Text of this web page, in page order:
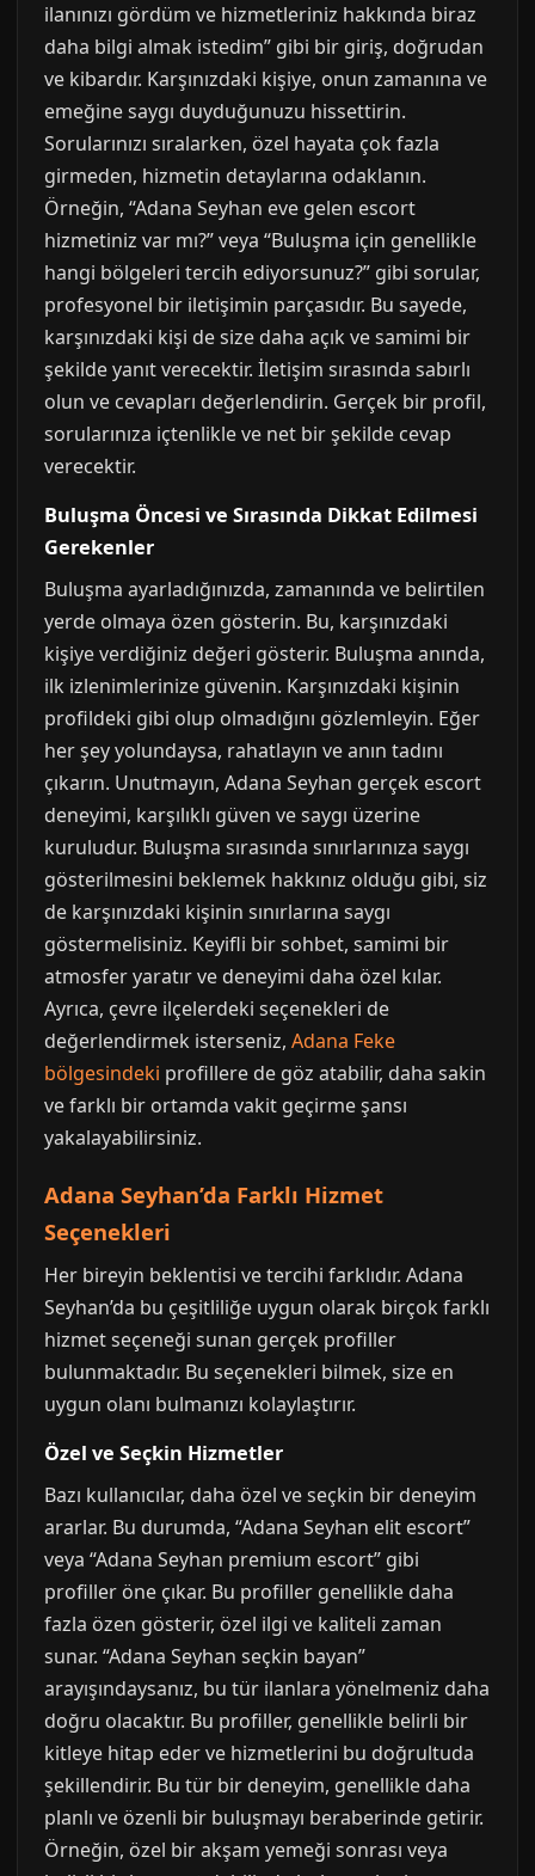
ilanınızı gördüm ve hizmetleriniz hakkında biraz
daha bilgi almak istedim” gibi bir giriş, doğrudan
ve kibardır. Karşınızdaki kişiye, onun zamanına ve
emeğine saygı duyduğunuzu hissettirin.
Sorularınızı sıralarken, özel hayata çok fazla
girmeden, hizmetin detaylarına odaklanın.
Örneğin, “Adana Seyhan eve gelen escort
hizmetiniz var mı?” veya “Buluşma için genellikle
hangi bölgeleri tercih ediyorsunuz?” gibi sorular,
profesyonel bir iletişimin parçasıdır. Bu sayede,
karşınızdaki kişi de size daha açık ve samimi bir
şekilde yanıt verecektir. İletişim sırasında sabırlı
olun ve cevapları değerlendirin. Gerçek bir profil,
sorularınıza içtenlikle ve net bir şekilde cevap
verecektir.
Buluşma Öncesi ve Sırasında Dikkat Edilmesi
Gerekenler
Buluşma ayarladığınızda, zamanında ve belirtilen
yerde olmaya özen gösterin. Bu, karşınızdaki
kişiye verdiğiniz değeri gösterir. Buluşma anında,
ilk izlenimlerinize güvenin. Karşınızdaki kişinin
profildeki gibi olup olmadığını gözlemleyin. Eğer
her şey yolundaysa, rahatlayın ve anın tadını
çıkarın. Unutmayın, Adana Seyhan gerçek escort
deneyimi, karşılıklı güven ve saygı üzerine
kuruludur. Buluşma sırasında sınırlarınıza saygı
gösterilmesini beklemek hakkınız olduğu gibi, siz
de karşınızdaki kişinin sınırlarına saygı
göstermelisiniz. Keyifli bir sohbet, samimi bir
atmosfer yaratır ve deneyimi daha özel kılar.
Ayrıca, çevre ilçelerdeki seçenekleri de
değerlendirmek isterseniz, Adana Feke
bölgesindeki profillere de göz atabilir, daha sakin
ve farklı bir ortamda vakit geçirme şansı
yakalayabilirsiniz.
Adana Seyhan’da Farklı Hizmet
Seçenekleri
Her bireyin beklentisi ve tercihi farklıdır. Adana
Seyhan’da bu çeşitliliğe uygun olarak birçok farklı
hizmet seçeneği sunan gerçek profiller
bulunmaktadır. Bu seçenekleri bilmek, size en
uygun olanı bulmanızı kolaylaştırır.
Özel ve Seçkin Hizmetler
Bazı kullanıcılar, daha özel ve seçkin bir deneyim
ararlar. Bu durumda, “Adana Seyhan elit escort”
veya “Adana Seyhan premium escort” gibi
profiller öne çıkar. Bu profiller genellikle daha
fazla özen gösterir, özel ilgi ve kaliteli zaman
sunar. “Adana Seyhan seçkin bayan”
arayışındaysanız, bu tür ilanlara yönelmeniz daha
doğru olacaktır. Bu profiller, genellikle belirli bir
kitleye hitap eder ve hizmetlerini bu doğrultuda
şekillendirir. Bu tür bir deneyim, genellikle daha
planlı ve özenli bir buluşmayı beraberinde getirir.
Örneğin, özel bir akşam yemeği sonrası veya